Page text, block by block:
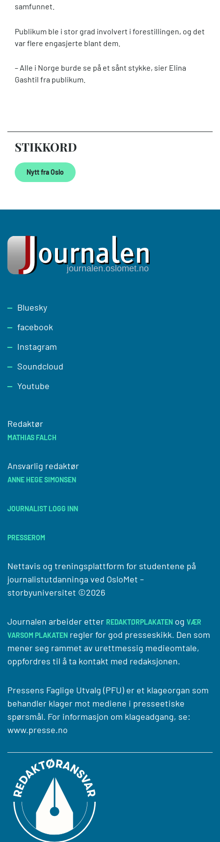
samfunnet.
Publikum ble i stor grad involvert i forestillingen, og det
var flere engasjerte blant dem.
– Alle i Norge burde se på et sånt stykke, sier Elina
Gashtil fra publikum.
STIKKORD
Nytt fra Oslo
Footer
Bluesky
facebook
Instagram
Soundcloud
Youtube
Redaktør
MATHIAS FALCH
Ansvarlig redaktør
ANNE HEGE SIMONSEN
JOURNALIST LOGG INN
PRESSEROM
Nettavis og treningsplattform for studentene på
journalistutdanninga ved OsloMet –
storbyuniversitet ©2026
Journalen arbeider etter REDAKTØRPLAKATEN og VÆR
VARSOM PLAKATEN regler for god presseskikk. Den som
mener seg rammet av urettmessig medieomtale,
oppfordres til å ta kontakt med redaksjonen.
Pressens Faglige Utvalg (PFU) er et klageorgan som
behandler klager mot mediene i presseetiske
spørsmål. For informasjon om klageadgang, se:
www.presse.no